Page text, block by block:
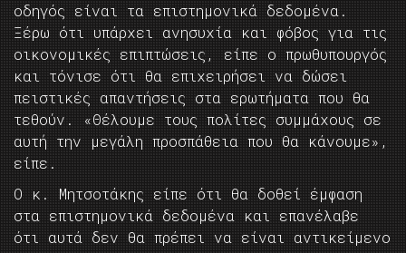
οδηγός είναι τα επιστημονικά δεδομένα.
Ξέρω ότι υπάρχει ανησυχία και φόβος για τις
οικονομικές επιπτώσεις, είπε ο πρωθυπουργός
και τόνισε ότι θα επιχειρήσει να δώσει
πειστικές απαντήσεις στα ερωτήματα που θα
τεθούν. «Θέλουμε τους πολίτες συμμάχους σε
αυτή την μεγάλη προσπάθεια που θα κάνουμε»,
είπε.
Ο κ. Μητσοτάκης είπε ότι θα δοθεί έμφαση
στα επιστημονικά δεδομένα και επανέλαβε
ότι αυτά δεν θα πρέπει να είναι αντικείμενο